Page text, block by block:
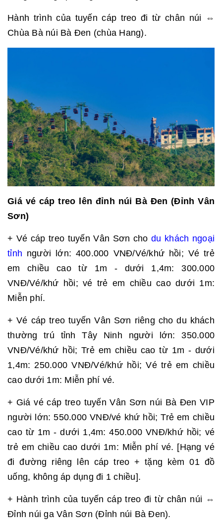
Hành trình của tuyến cáp treo đi từ chân núi ⇔
Chùa Bà núi Bà Đen (chùa Hang).
Giá vé cáp treo lên đỉnh núi Bà Đen (Đỉnh Vân
Sơn)
+ Vé cáp treo tuyến Vân Sơn cho du khách ngoại
tỉnh người lớn: 400.000 VNĐ/Vé/khứ hồi; Vé trẻ
em chiều cao từ 1m - dưới 1,4m: 300.000
VNĐ/Vé/khứ hồi; vé trẻ em chiều cao dưới 1m:
Miễn phí.
+ Vé cáp treo tuyến Vân Sơn riêng cho du khách
thường trú tỉnh Tây Ninh người lớn: 350.000
VNĐ/Vé/khứ hồi; Trẻ em chiều cao từ 1m - dưới
1,4m: 250.000 VNĐ/Vé/khứ hồi; Vé trẻ em chiều
cao dưới 1m: Miễn phí vé.
+ Giá vé cáp treo tuyến Vân Sơn núi Bà Đen VIP
người lớn: 550.000 VNĐ/vé khứ hồi; Trẻ em chiều
cao từ 1m - dưới 1,4m: 450.000 VNĐ/khứ hồi; vé
trẻ em chiều cao dưới 1m: Miễn phí vé. [Hạng vé
đi đường riêng lên cáp treo + tặng kèm 01 đồ
uống, không áp dụng đi 1 chiều].
+ Hành trình của tuyến cáp treo đi từ chân núi ⇔
Đỉnh núi ga Vân Sơn (Đỉnh núi Bà Đen).